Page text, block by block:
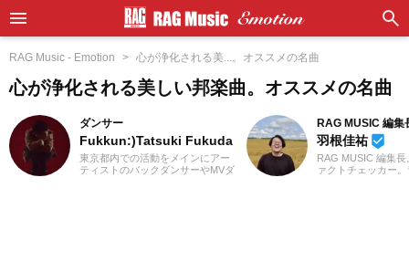
RAG Music - Emotion 心が浄化される美...。オススメの名曲
心が浄化される美しい邦楽曲。オススメの名曲
ダンサー
Fukkun:)Tatsuki Fukuda
東京都内での活動をメインにアー
ティストのバックダンサーやMVダ
RAG MUSIC 編集
羽根佳祐 beenhere
RAG MUSIC 編集
ァクトチェッカー